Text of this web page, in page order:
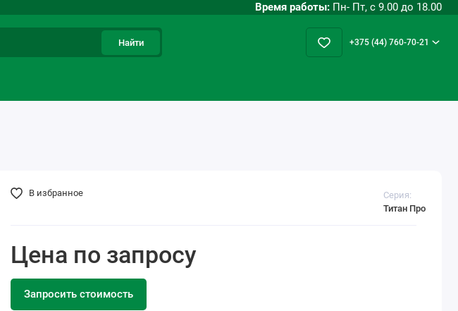
Время работы: Пн- Пт, с 9.00 до 18.00
Найти +375 (44) 760-70-21
Серия:
Титан Про
Цена по запросу
Запросить стоимость
В избранное